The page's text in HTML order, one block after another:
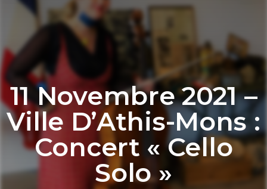
11 Novembre 2021 –
Ville D’Athis-Mons :
Concert « Cello
Solo »